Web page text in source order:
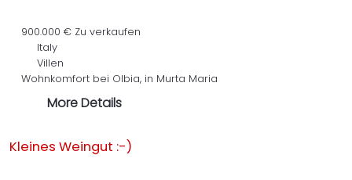
900.000 € Zu verkaufen
Italy
Villen
Wohnkomfort bei Olbia, in Murta Maria
More Details
Kleines Weingut :-)